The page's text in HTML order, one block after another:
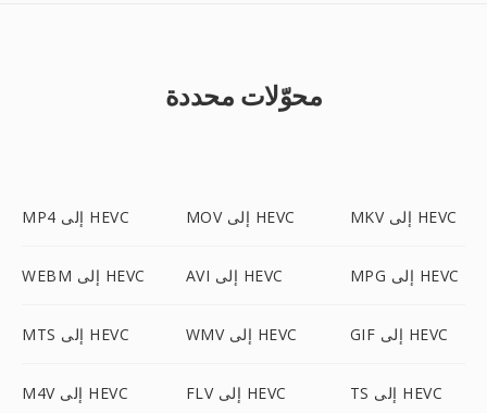
محوّلات محددة
MP4 إلى HEVC MOV إلى HEVC MKV إلى HEVC
WEBM إلى HEVC AVI إلى HEVC MPG إلى HEVC
MTS إلى HEVC WMV إلى HEVC GIF إلى HEVC
M4V إلى HEVC FLV إلى HEVC TS إلى HEVC